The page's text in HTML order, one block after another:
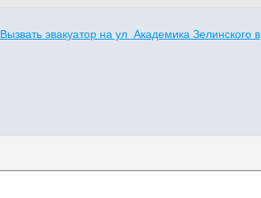
Вызвать эвакуатор на ул Академика Зелинского в